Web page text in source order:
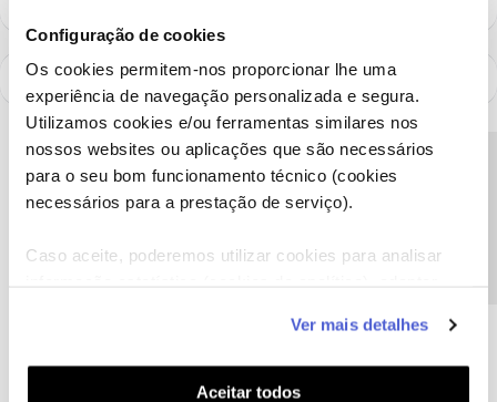
Configuração de cookies
Os cookies permitem-nos proporcionar lhe uma
experiência de navegação personalizada e segura.
Utilizamos cookies e/ou ferramentas similares nos
nossos websites ou aplicações que são necessários
para o seu bom funcionamento técnico (cookies
necessários para a prestação de serviço).
Caso aceite, poderemos utilizar cookies para analisar
funcionalidades (cookies de personalização e
funcionalidade) e adaptar anúncios aos seus interesses
(cookies de publicidade personalizada). Pode gerir a
Ver mais detalhes
Aceitar todos